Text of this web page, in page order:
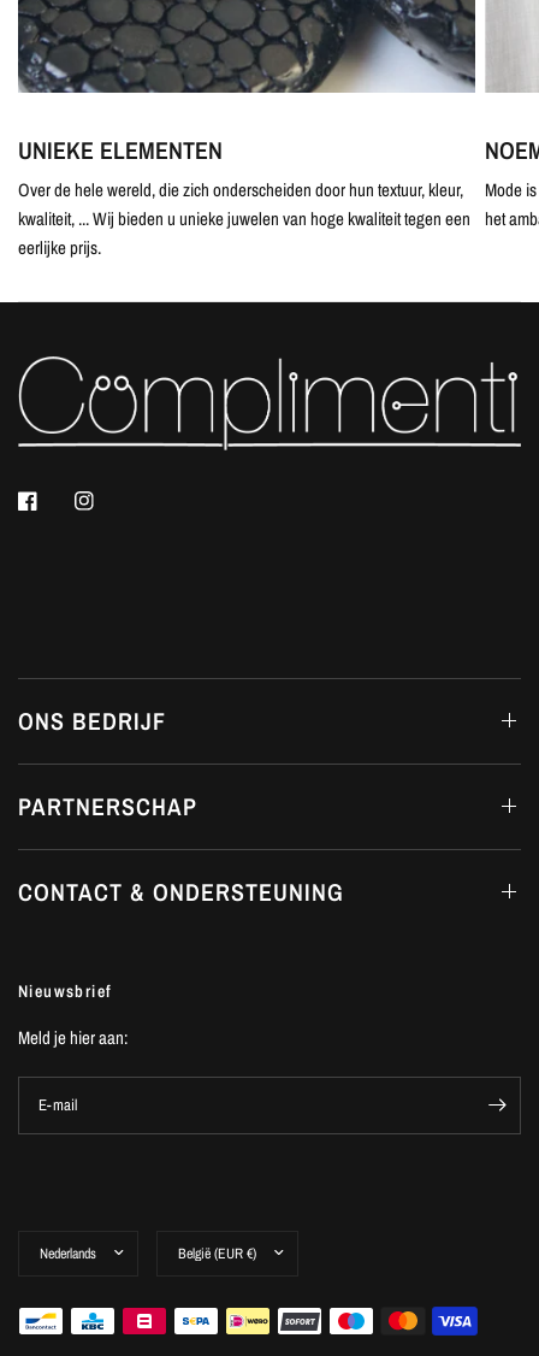
UNIEKE ELEMENTEN
Over de hele wereld, die zich onderscheiden door hun textuur, kleur,
kwaliteit, ... Wij bieden u unieke juwelen van hoge kwaliteit tegen een
eerlijke prijs.
Mode
het
ONS BEDRIJF
PARTNERSCHAP
CONTACT & ONDERSTEUNING
Nieuwsbrief
Meld je hier aan:
E-mail